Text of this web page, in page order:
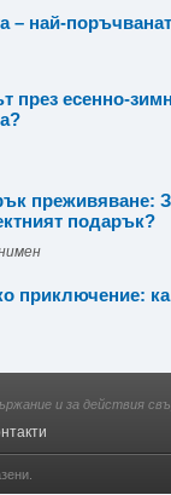
– най-
през есенно-
преживяванe:
подарък?
приключение:
и за действия